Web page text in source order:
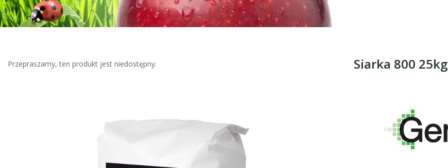
Przepraszamy, ten produkt jest niedostępny. Siarka 800 25kg